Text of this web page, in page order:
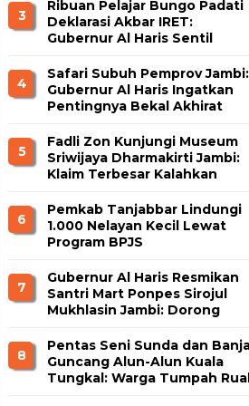
3
Ribuan Pelajar Bungo Padati
Deklarasi Akbar IRET:
Gubernur Al Haris Sentil
Radikalisme
4
Safari Subuh Pemprov Jambi:
Gubernur Al Haris Ingatkan
Pentingnya Bekal Akhirat
5
Fadli Zon Kunjungi Museum
Sriwijaya Dharmakirti Jambi:
Klaim Terbesar Kalahkan
6
Pemkab Tanjabbar Lindungi
1.000 Nelayan Kecil Lewat
Program BPJS
7
Gubernur Al Haris Resmikan
Santri Mart Ponpes Sirojul
Mukhlasin Jambi: Dorong
Pesantren
8
Pentas Seni Sunda dan
Guncang Alun-Alun Kuala
Tungkal: Warga Tumpah